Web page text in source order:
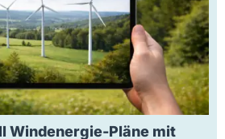
Windenergie-Pläne mit